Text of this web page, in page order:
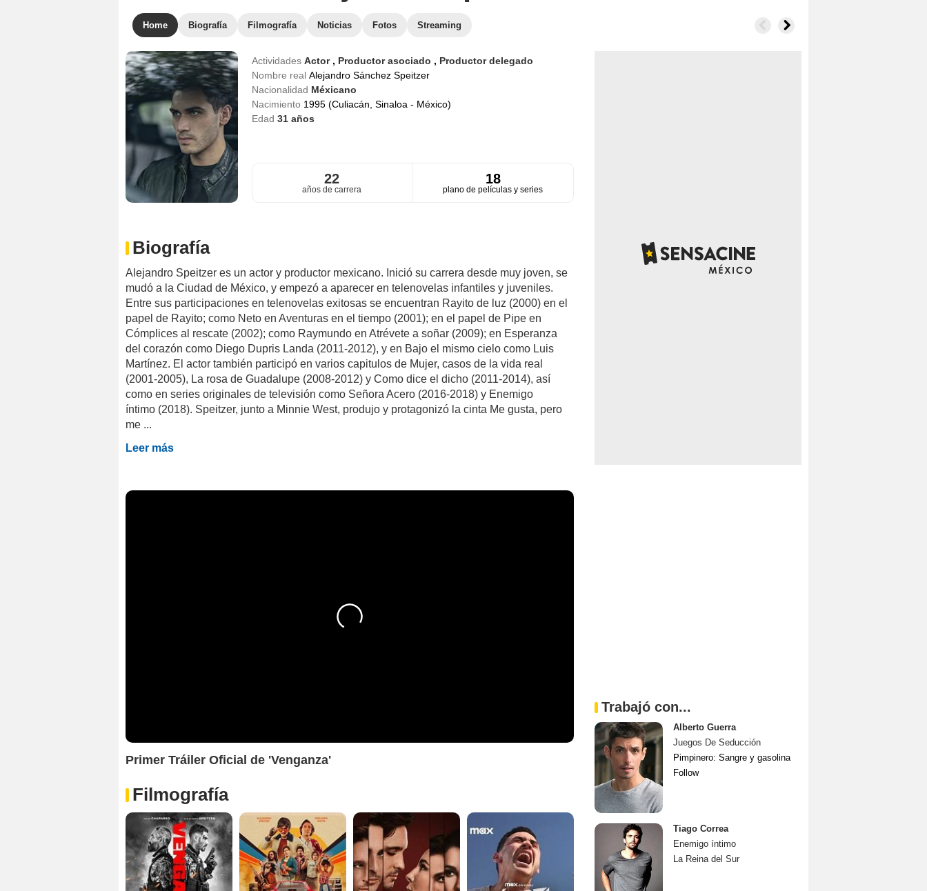
Home Biografía Filmografía Noticias Fotos Streaming
Actividades Actor , Productor asociado , Productor delegado
Nombre real Alejandro Sánchez Speitzer
Nacionalidad Méxicano
Nacimiento 1995 (Culiacán, Sinaloa - México)
Edad 31años
22
años de carrera
18
plano de películas y series
Biografía
Alejandro Speitzer es un actor y productor mexicano. Inició su carrera desde muy joven, se
mudó a la Ciudad de México, y empezó a aparecer en telenovelas infantiles y juveniles.
Entre sus participaciones en telenovelas exitosas se encuentran Rayito de luz (2000) en el
papel de Rayito; como Neto en Aventuras en el tiempo (2001); en el papel de Pipe en
Cómplices al rescate (2002); como Raymundo en Atrévete a soñar (2009); en Esperanza
del corazón como Diego Dupris Landa (2011-2012), y en Bajo el mismo cielo como Luis
Martínez. El actor también participó en varios capitulos de Mujer, casos de la vida real
(2001-2005), La rosa de Guadalupe (2008-2012) y Como dice el dicho (2011-2014), así
como en series originales de televisión como Señora Acero (2016-2018) y Enemigo
íntimo (2018). Speitzer, junto a Minnie West, produjo y protagonizó la cinta Me gusta, pero
me ...
Leer más
Primer Tráiler Oficial de 'Venganza'
Filmografía
Trabajó con...
Alberto Guerra
Juegos De Seducción
Pimpinero: Sangre y gasolina
Follow
Tiago Correa
Enemigo íntimo
La Reina del Sur